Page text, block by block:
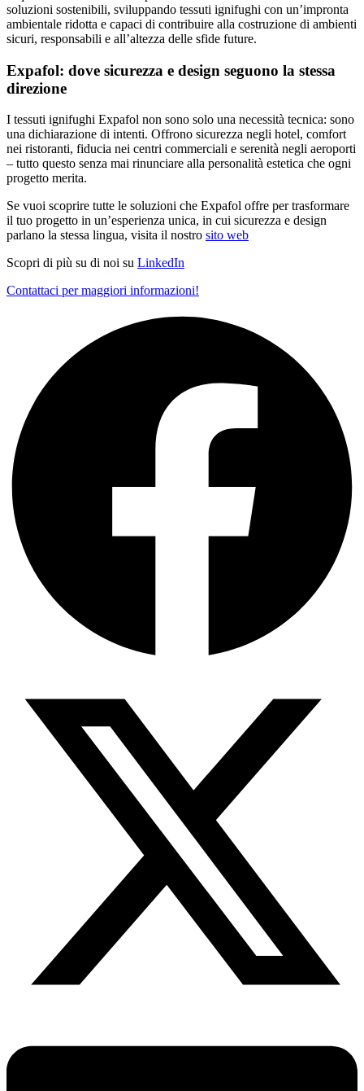
soluzioni sostenibili, sviluppando tessuti ignifughi con un’impronta
ambientale ridotta e capaci di contribuire alla costruzione di ambienti
sicuri, responsabili e all’altezza delle sfide future.
Expafol: dove sicurezza e design seguono la stessa
direzione
I tessuti ignifughi Expafol non sono solo una necessità tecnica: sono
una dichiarazione di intenti. Offrono sicurezza negli hotel, comfort
nei ristoranti, fiducia nei centri commerciali e serenità negli aeroporti
– tutto questo senza mai rinunciare alla personalità estetica che ogni
progetto merita.
Se vuoi scoprire tutte le soluzioni che Expafol offre per trasformare
il tuo progetto in un’esperienza unica, in cui sicurezza e design
parlano la stessa lingua, visita il nostro sito web
Scopri di più su di noi su LinkedIn
Contattaci per maggiori informazioni!